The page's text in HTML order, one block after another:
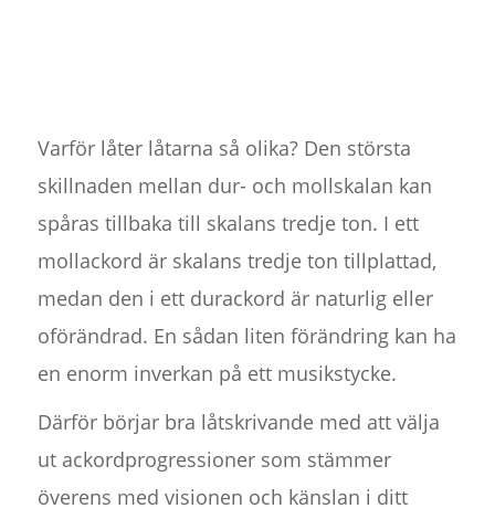
Varför låter låtarna så olika? Den största
skillnaden mellan dur- och mollskalan kan
spåras tillbaka till skalans tredje ton. I ett
mollackord är skalans tredje ton tillplattad,
medan den i ett durackord är naturlig eller
oförändrad. En sådan liten förändring kan ha
en enorm inverkan på ett musikstycke.
Därför börjar bra låtskrivande med att välja
ut ackordprogressioner som stämmer
överens med visionen och känslan i ditt